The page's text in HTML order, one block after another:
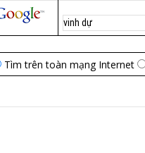
Tìm trên toàn mạng Internet